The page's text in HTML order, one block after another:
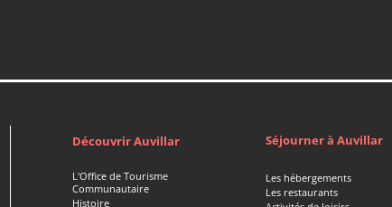
Découvrir Auvillar
L'Office de Tourisme
Communautaire
Histoire
Séjourner à Auvillar
Les hébergements
Les restaurants